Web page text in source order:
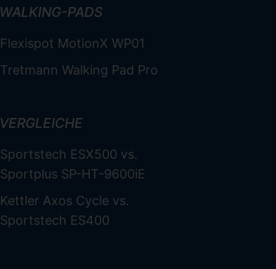
WALKING-PADS
Flexispot MotionX WP01
Tretmann Walking Pad Pro
VERGLEICHE
Sportstech ESX500 vs.
Sportplus SP-HT-9600iE
Kettler Axos Cycle vs.
Sportstech ES400